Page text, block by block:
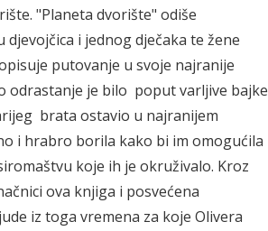
"Planeta dvorište" odiše
i jednog dječaka te žene
putovanje u svoje najranije
odrastanje je bilo poput varljive bajke
brata ostavio u najranijem
i hrabro borila kako bi im omogućila
koje ih je okruživalo. Kroz
ova knjiga i posvećena
iz toga vremena za koje Olivera